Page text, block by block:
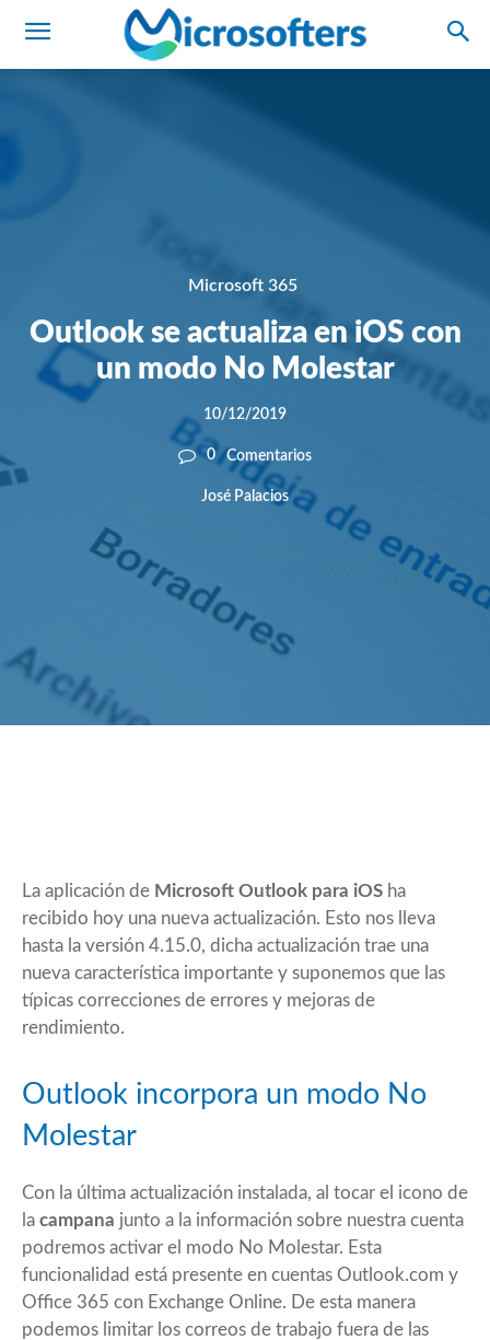
Microsoft 365
Outlook se actualiza en iOS con
un modo No Molestar
10/12/2019
0 Comentarios
José Palacios
La aplicación de Microsoft Outlook para iOS ha
recibido hoy una nueva actualización. Esto nos lleva
hasta la versión 4.15.0, dicha actualización trae una
nueva característica importante y suponemos que las
típicas correcciones de errores y mejoras de
rendimiento.
Outlook incorpora un modo No
Molestar
Con la última actualización instalada, al tocar el icono de
la campana junto a la información sobre nuestra cuenta
podremos activar el modo No Molestar. Esta
funcionalidad está presente en cuentas Outlook.com y
Office 365 con Exchange Online. De esta manera
podemos limitar los correos de trabajo fuera de las